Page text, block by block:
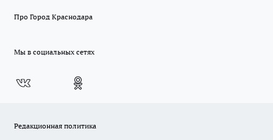
Про Город Краснодара
Мы в социальных сетях
Редакционная политика